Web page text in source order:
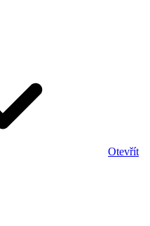
Otevřít